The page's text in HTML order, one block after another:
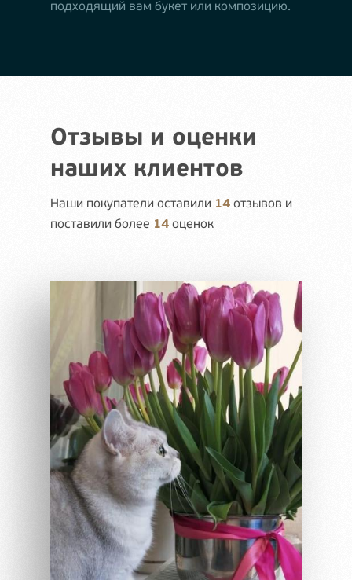
подходящий вам букет или композицию.
Отзывы и оценки
наших клиентов
Наши покупатели оставили 14 отзывов и
поставили более 14 оценок